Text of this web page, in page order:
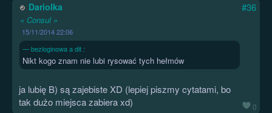
Dariolka
« Consul »
15/11/2014 22:06
#36
0
bezloginowa a dit :
Nikt kogo znam nie lubi rysować tych hełmów
ja lubię B) są zajebiste XD (lepiej piszmy cytatami, bo
tak dużo miejsca zabiera xd)